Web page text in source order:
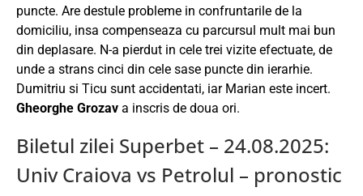
puncte. Are destule probleme in confruntarile de la
domiciliu, insa compenseaza cu parcursul mult mai bun
din deplasare. N-a pierdut in cele trei vizite efectuate, de
unde a strans cinci din cele sase puncte din ierarhie.
Dumitriu si Ticu sunt accidentati, iar Marian este incert.
Gheorghe Grozav a inscris de doua ori.
Biletul zilei Superbet – 24.08.2025:
Univ Craiova vs Petrolul – pronostic